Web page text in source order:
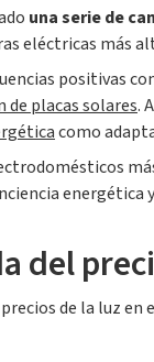
una serie de
eléctricas más
positivas
de placas solares.
como
energética
del
de la luz